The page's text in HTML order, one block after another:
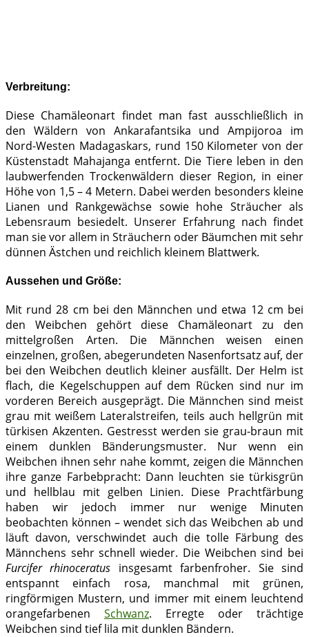
Verbreitung:
Diese Chamäleonart findet man fast ausschließlich in
den Wäldern von Ankarafantsika und Ampijoroa im
Nord-Westen Madagaskars, rund 150 Kilometer von der
Küstenstadt Mahajanga entfernt. Die Tiere leben in den
laubwerfenden Trockenwäldern dieser Region, in einer
Höhe von 1,5 – 4 Metern. Dabei werden besonders kleine
Lianen und Rankgewächse sowie hohe Sträucher als
Lebensraum besiedelt. Unserer Erfahrung nach findet
man sie vor allem in Sträuchern oder Bäumchen mit sehr
dünnen Ästchen und reichlich kleinem Blattwerk.
Aussehen und Größe:
Mit rund 28 cm bei den Männchen und etwa 12 cm bei
den Weibchen gehört diese Chamäleonart zu den
mittelgroßen Arten. Die Männchen weisen einen
einzelnen, großen, abegerundeten Nasenfortsatz auf, der
bei den Weibchen deutlich kleiner ausfällt. Der Helm ist
flach, die Kegelschuppen auf dem Rücken sind nur im
vorderen Bereich ausgeprägt. Die Männchen sind meist
grau mit weißem Lateralstreifen, teils auch hellgrün mit
türkisen Akzenten. Gestresst werden sie grau-braun mit
einem dunklen Bänderungsmuster. Nur wenn ein
Weibchen ihnen sehr nahe kommt, zeigen die Männchen
ihre ganze Farbebpracht: Dann leuchten sie türkisgrün
und hellblau mit gelben Linien. Diese Prachtfärbung
haben wir jedoch immer nur wenige Minuten
beobachten können – wendet sich das Weibchen ab und
läuft davon, verschwindet auch die tolle Färbung des
Männchens sehr schnell wieder. Die Weibchen sind bei
Furcifer rhinoceratus insgesamt farbenfroher. Sie sind
entspannt einfach rosa, manchmal mit grünen,
ringförmigen Mustern, und immer mit einem leuchtend
orangefarbenen Schwanz. Erregte oder trächtige
Weibchen sind tief lila mit dunklen Bändern.